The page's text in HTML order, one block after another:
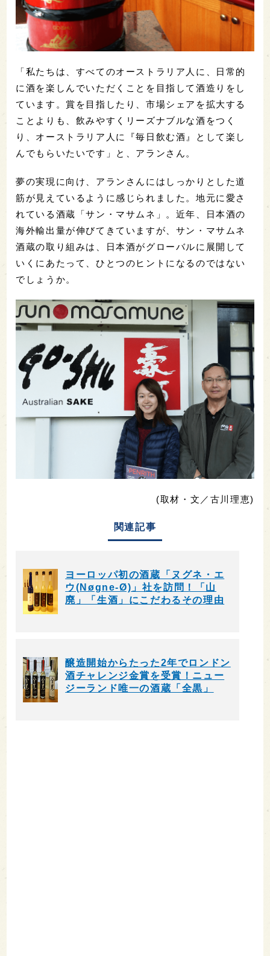
「私たちは、すべてのオーストラリア人に、日常的
に酒を楽しんでいただくことを目指して酒造りをし
ています。賞を目指したり、市場シェアを拡大する
ことよりも、飲みやすくリーズナブルな酒をつく
り、オーストラリア人に『毎日飲む酒』として楽し
んでもらいたいです」と、アランさん。
夢の実現に向け、アランさんにはしっかりとした道
筋が見えているように感じられました。地元に愛さ
れている酒蔵「サン・マサムネ」。近年、日本酒の
海外輸出量が伸びてきていますが、サン・マサムネ
酒蔵の取り組みは、日本酒がグローバルに展開して
いくにあたって、ひとつのヒントになるのではない
でしょうか。
(取材・文／古川理恵)
関連記事
ヨーロッパ初の酒蔵「ヌグネ・エ
ウ(Nøgne-Ø)」社を訪問！「山
廃」「生酒」にこだわるその理由
醸造開始からたった2年でロンドン
酒チャレンジ金賞を受賞！ニュー
ジーランド唯一の酒蔵「全黒」